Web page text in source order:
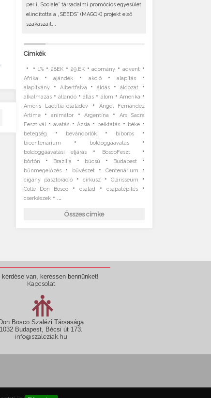
per il Sociale” társadalmi promóciós egyesület
elindította a „SEEDS” (MAGOK) projekt első
szakaszait,..
Címkék
• •1% • 28EK • 29.EK•adomány •advent •
Afrika •ajándék • akció• alapítás•
alapítvány• Albertfalva •áldás •áldozat •
alkalmazás•állandó •állás • álom • Amerika •
Amoris Laetitia-családév•
Ángel Fernández
Artime•animátor •Argentína •
Ars Sacra
Fesztivál•avatás • Ázsia • beiktatás • béke•
betegség • bevándorlók• bíboros •
bicentenárium • boldoggáavatás•
boldoggáavatási eljárás • BoscoFeszt •
börtön • Brazília • búcsú • Budapest •
bűnmegelőzés• bűvészet• Centenárium •
cigány pasztoráció• cirkusz•Clarisseum •
Colle Don Bosco• család •csapatépítés •
cserkészek• ...
Összes címke
kérdése van, keressen bennünket!
Kapcsolat
Don Bosco Szalézi Társasága
1032 Budapest, Bécsi út 173.
info@szaleziak.hu